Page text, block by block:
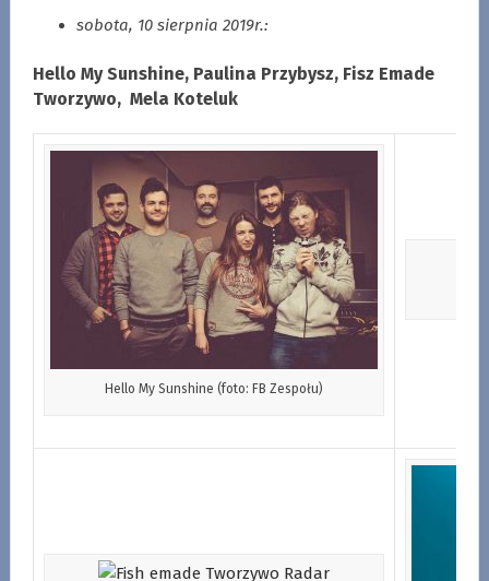
sobota, 10 sierpnia 2019r.:
Hello My Sunshine, Paulina Przybysz, Fisz Emade
Tworzywo, Mela Koteluk
Hello My Sunshine (foto: FB Zespołu)